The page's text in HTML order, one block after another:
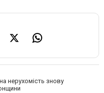
нерухомість знову